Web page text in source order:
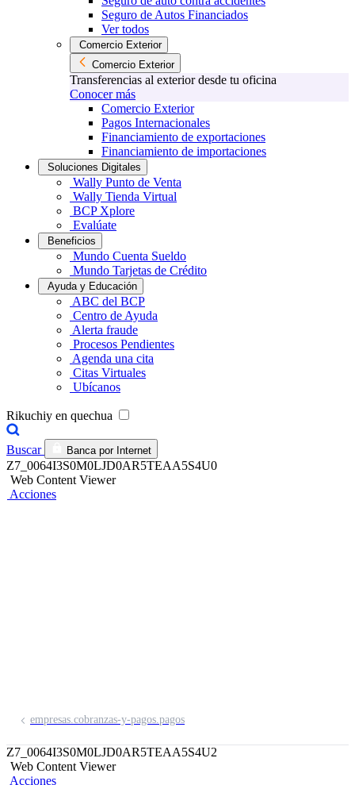
Seguro de Autos Financiados
Ver todos
Comercio Exterior
Comercio Exterior
Transferencias al exterior desde tu oficina
Conocer más
Comercio Exterior
Pagos Internacionales
Financiamiento de exportaciones
Financiamiento de importaciones
Soluciones Digitales
Wally Punto de Venta
Wally Tienda Virtual
BCP Xplore
Evalúate
Beneficios
Mundo Cuenta Sueldo
Mundo Tarjetas de Crédito
Ayuda y Educación
ABC del BCP
Centro de Ayuda
Alerta fraude
Procesos Pendientes
Agenda una cita
Citas Virtuales
Ubícanos
Rikuchiy en quechua
Buscar Banca por Internet
Z7_0064I3S0M0LJD0AR5TEAA5S4U0
Web Content Viewer
Acciones
empresas.cobranzas-y-pagos.pagos
Z7_0064I3S0M0LJD0AR5TEAA5S4U2
Web Content Viewer
Acciones